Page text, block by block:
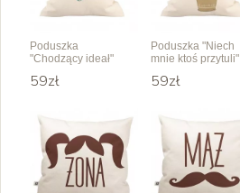
Poduszka
"Chodzący ideał"
59zł
Poduszka "Niech
mnie ktoś przytuli"
59zł